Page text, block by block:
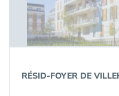
RÉSID-FOYER DE